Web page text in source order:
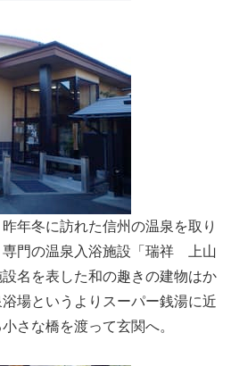
年冬に訪れた信州の温泉を取り
専門の温泉入浴施設「瑞祥 上山
名を表した和の趣きの建物はか
場というよりスーパー銭湯に近
さな橋を渡って玄関へ。